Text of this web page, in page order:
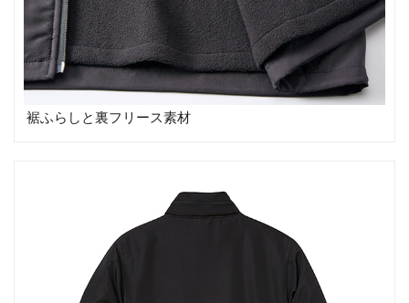
裾ふらしと裏フリース素材